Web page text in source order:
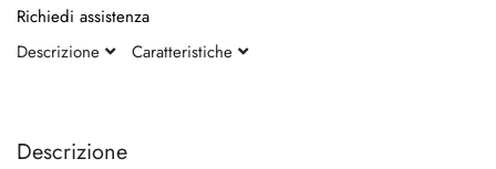
fine
della
Descrizione
Richiedi assistenza
Descrizione
Caratteristiche